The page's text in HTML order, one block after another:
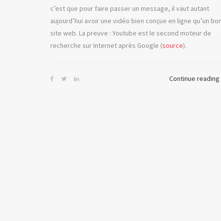
c’est que pour faire passer un message, il vaut autant
aujourd’hui avoir une vidéo bien conçue en ligne qu’un bon
site web. La preuve : Youtube est le second moteur de
recherche sur Internet après Google (source).
Continue reading